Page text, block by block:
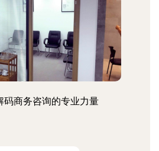
码商务咨询的专业力量